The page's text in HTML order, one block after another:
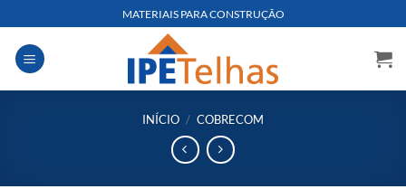
to
content
MATERIAIS PARA CONSTRUÇÃO
INÍCIO / COBRECOM